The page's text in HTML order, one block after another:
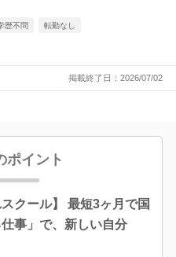
歴不問 転勤なし
掲載終了日：2026/07/02
ポイント
クール】 最短3ヶ月で国
事」で、新しい自分